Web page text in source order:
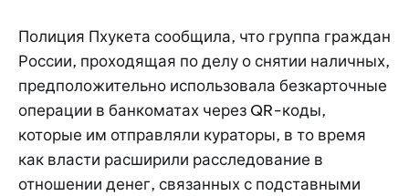
Полиция Пхукета сообщила, что группа граждан
России, проходящая по делу о снятии наличных,
предположительно использовала безкарточные
операции в банкоматах через QR-коды,
которые им отправляли кураторы, в то время
как власти расширили расследование в
отношении денег, связанных с подставными